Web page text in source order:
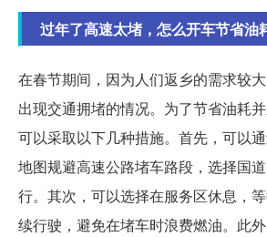
过年了高速太堵，怎么开车节省油
在春节期间，因为人们返乡的需求较
出现交通拥堵的情况。为了节省油耗
可以采取以下几种措施。首先，可以
地图规避高速公路堵车路段，选择国
行。其次，可以选择在服务区休息，
续行驶，避免在堵车时浪费燃油。此